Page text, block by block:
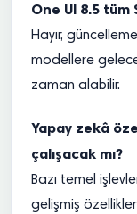
One UI 8.5
Hayır,
modellere
zaman alabilir.
Yapay zekâ
çalışacak mı?
Bazı temel
gelişmiş